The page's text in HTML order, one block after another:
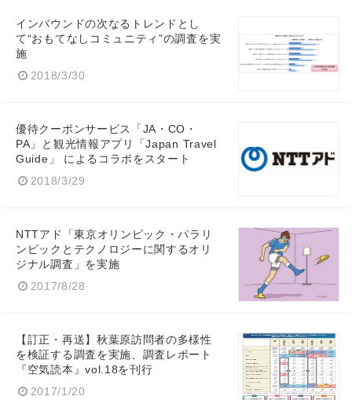
インバウンドの次なるトレンドとし
て“おもてなしコミュニティ”の調査を実
施
2018/3/30
優待クーポンサービス「JA・CO・
PA」と観光情報アプリ「Japan Travel
Guide」 によるコラボをスタート
2018/3/29
NTTアド「東京オリンピック・パラリ
ンピックとテクノロジーに関するオリ
ジナル調査」を実施
2017/8/28
【訂正・再送】秋葉原訪問者の多様性
を検証する調査を実施、調査レポート
『空気読本』vol.18を刊行
2017/1/20